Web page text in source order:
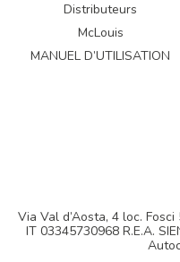
Distributeurs
McLouis
MANUEL D’UTILISATION
Via Val d’Aosta, 4 loc.
IT 03345730968 R.E.A.